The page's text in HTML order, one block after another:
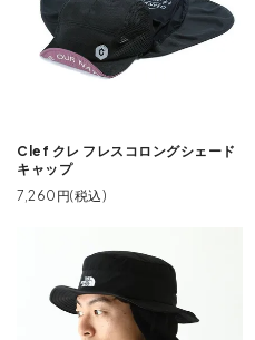
Clef クレ フレスコロングシェード
キャップ
7,260円(税込)